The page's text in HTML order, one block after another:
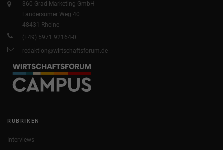
360 Grad Marketing GmbH
Landersumer Weg 40
48431 Rheine
(+49) 5971 92164-0
redaktion@wirtschaftsforum.de
RUBRIKEN
Interviews